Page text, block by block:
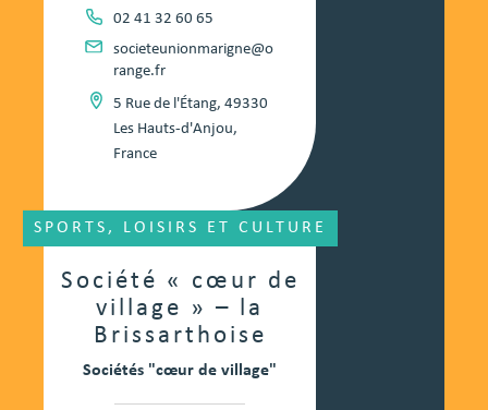
02 41 32 60 65
societeunionmarigne@o
range.fr
5 Rue de l'Étang, 49330
Les Hauts-d'Anjou,
France
Société « cœur de
village » – la
Brissarthoise
SPORTS, LOISIRS ET CULTURE
Sociétés "cœur de village"